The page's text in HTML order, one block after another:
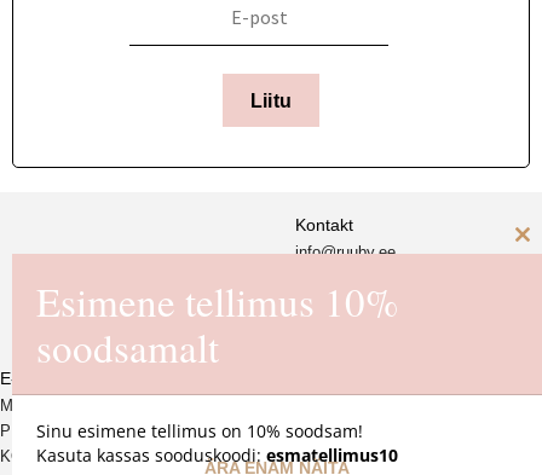
Liitu
Reg. nr. 16725550
Kontakt
info@ruuby.ee
E-pood
MÜÜGITINGIMUSED
PRIVAATSUSPOLIITIKA
KOHALETOIMETAMINE JA
Esimene tellimus 10%
soodsamalt
Sinu esimene tellimus on 10% soodsam!
Kasuta kassas sooduskoodi: esmatellimus10
ÄRA ENAM NÄITA